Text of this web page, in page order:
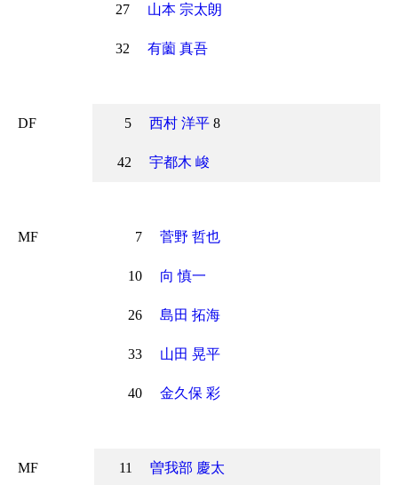
27 山本 宗太朗
32 有薗 真吾
DF 5 西村 洋平 8
42 宇都木 峻
MF 7 菅野 哲也
10 向 慎一
26 島田 拓海
33 山田 晃平
40 金久保 彩
MF 11 曽我部 慶太